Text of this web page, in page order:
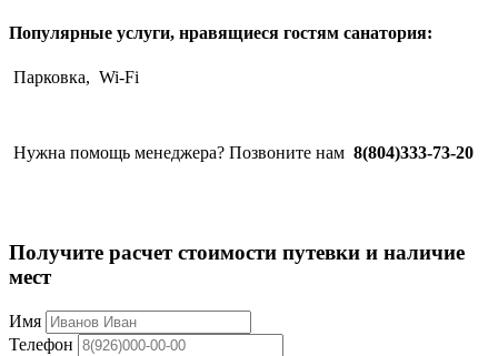
Популярные услуги, нравящиеся гостям санатория:
Парковка, Wi-Fi
Нужна помощь менеджера? Позвоните нам 8(804)333-73-20
Получите расчет стоимости путевки и наличие
мест
Имя
Телефон